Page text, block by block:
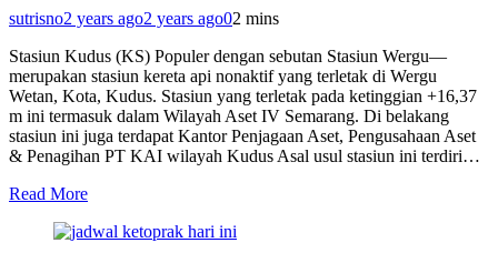
sutrisno2 years ago2 years ago02 mins
Stasiun Kudus (KS) Populer dengan sebutan Stasiun Wergu—
merupakan stasiun kereta api nonaktif yang terletak di Wergu
Wetan, Kota, Kudus. Stasiun yang terletak pada ketinggian +16,37
m ini termasuk dalam Wilayah Aset IV Semarang. Di belakang
stasiun ini juga terdapat Kantor Penjagaan Aset, Pengusahaan Aset
& Penagihan PT KAI wilayah Kudus Asal usul stasiun ini terdiri…
Read More